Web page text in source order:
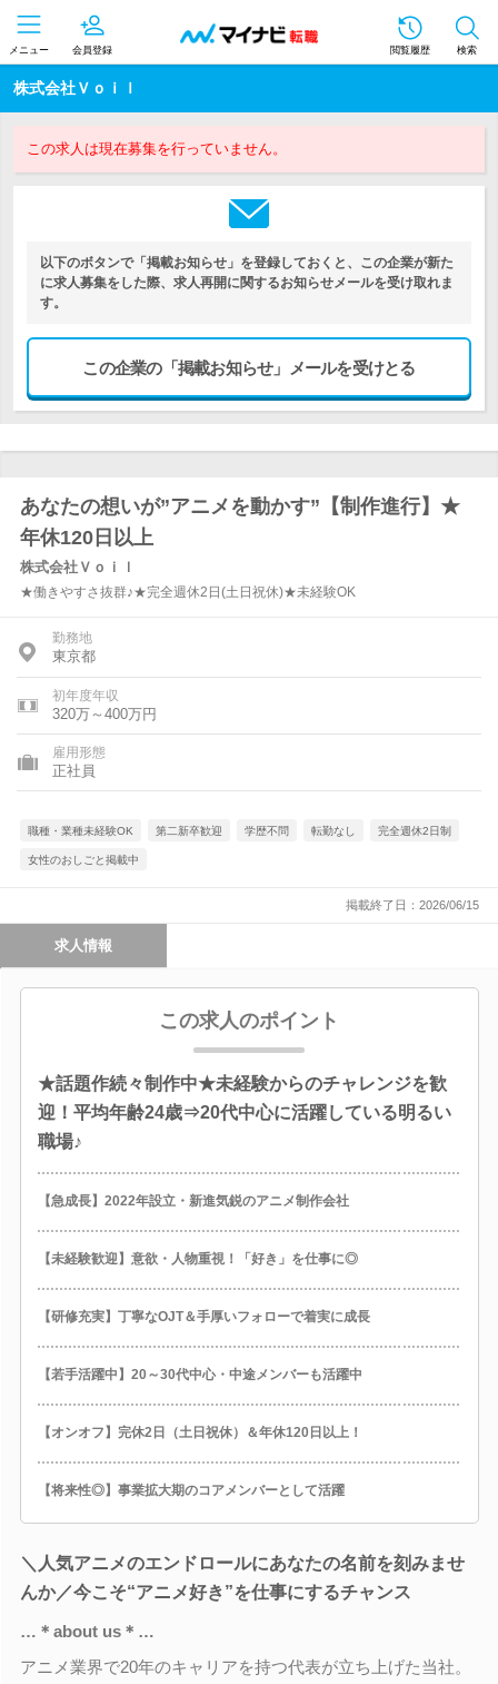
メニュー 会員登録 閲覧履歴 検索
株式会社Ｖｏｉｌ
この求人は現在募集を行っていません。
以下のボタンで「掲載お知らせ」を登録しておくと、この企業が新た
に求人募集をした際、求人再開に関するお知らせメールを受け取れま
す。
この企業の「掲載お知らせ」メールを受けとる
あなたの想いが”アニメを動かす”【制作進行】★
年休120日以上
株式会社Ｖｏｉｌ
★働きやすさ抜群♪★完全週休2日(土日祝休)★未経験OK
勤務地
東京都
初年度年収
320万～400万円
雇用形態
正社員
職種・業種未経験OK 第二新卒歓迎 学歴不問 転勤なし 完全週休2日制
女性のおしごと掲載中
掲載終了日：2026/06/15
求人情報
この求人のポイント
★話題作続々制作中★未経験からのチャレンジを歓
迎！平均年齢24歳⇒20代中心に活躍している明るい
職場♪
【急成長】2022年設立・新進気鋭のアニメ制作会社
【未経験歓迎】意欲・人物重視！「好き」を仕事に◎
【研修充実】丁寧なOJT＆手厚いフォローで着実に成長
【若手活躍中】20～30代中心・中途メンバーも活躍中
【オンオフ】完休2日（土日祝休）＆年休120日以上！
【将来性◎】事業拡大期のコアメンバーとして活躍
＼人気アニメのエンドロールにあなたの名前を刻みませ
んか／今こそ“アニメ好き”を仕事にするチャンス
…＊about us＊…
アニメ業界で20年のキャリアを持つ代表が立ち上げた当社。